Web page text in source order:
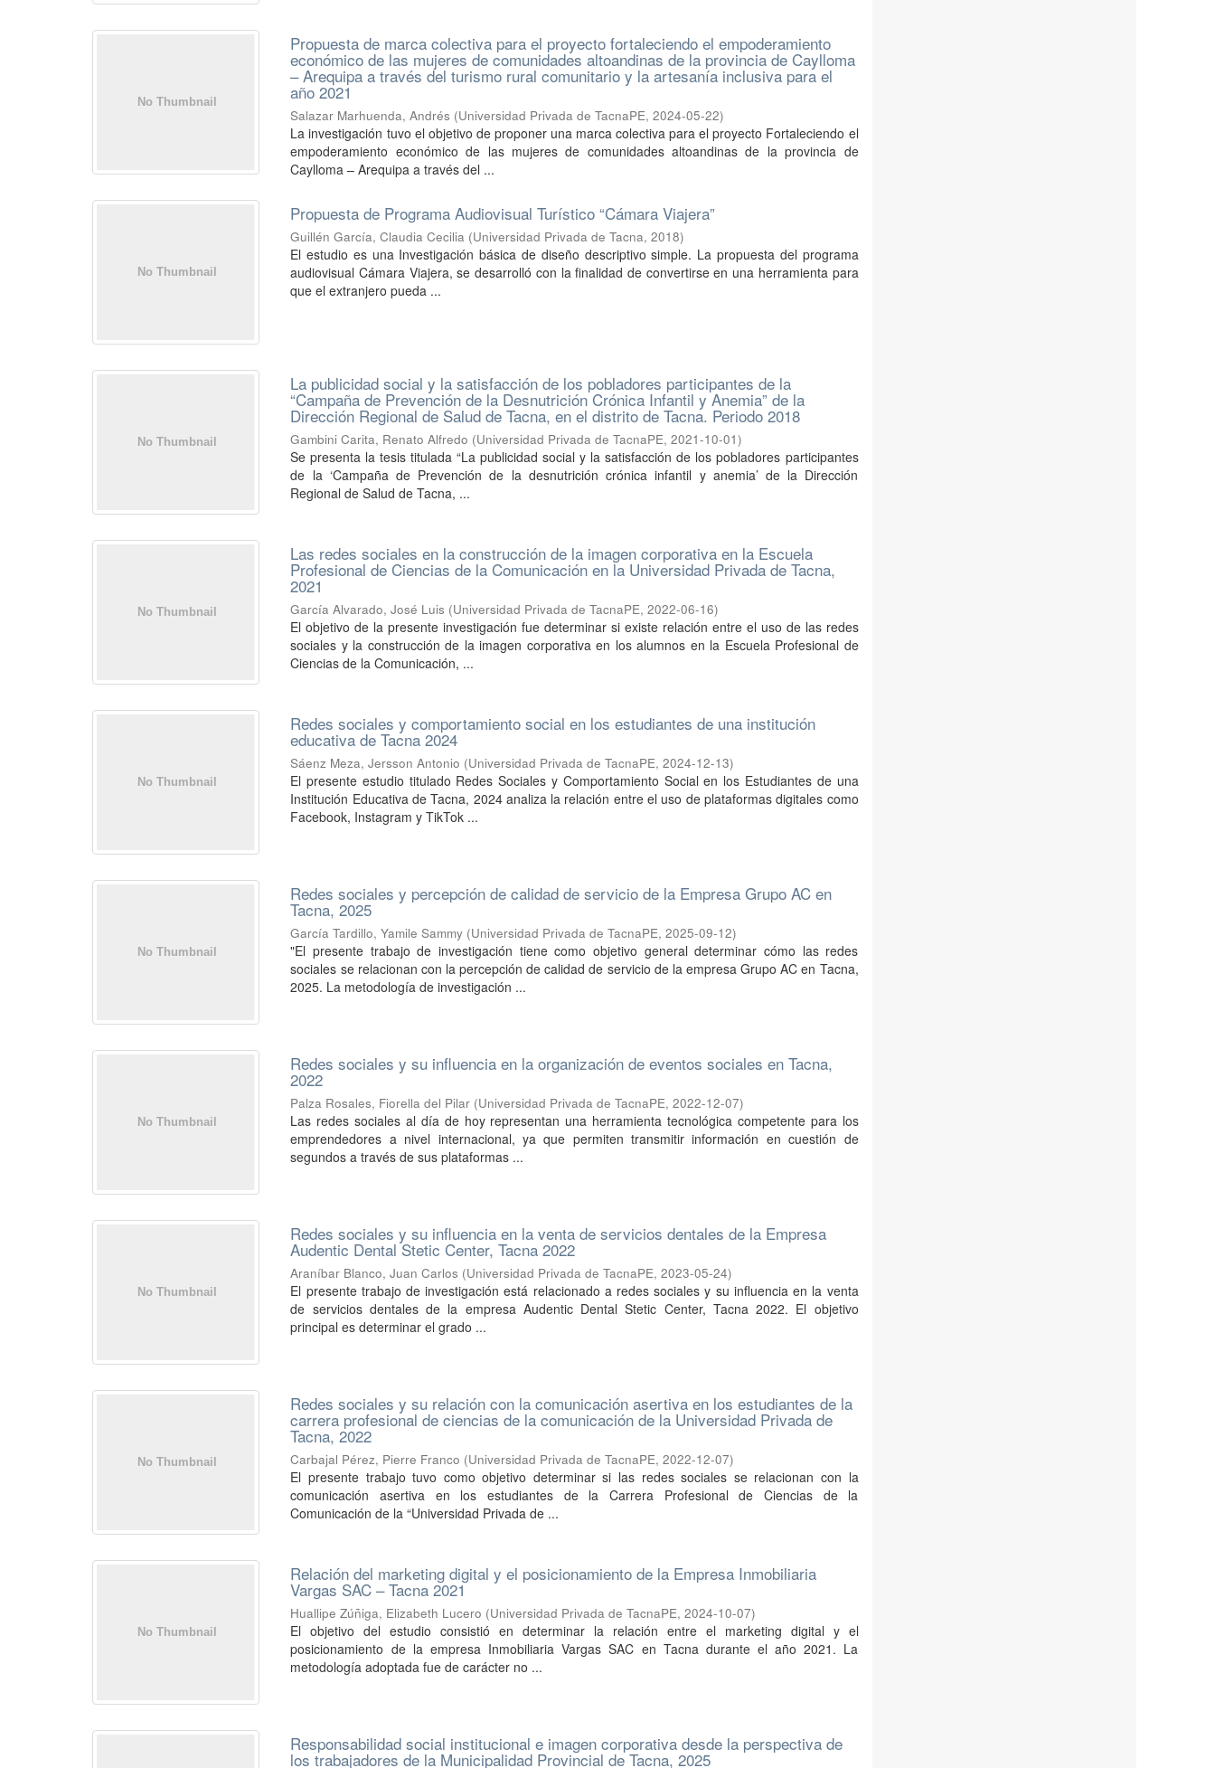
Propuesta de marca colectiva para el proyecto fortaleciendo el empoderamiento
económico de las mujeres de comunidades altoandinas de la provincia de Caylloma
– Arequipa a través del turismo rural comunitario y la artesanía inclusiva para el
año 2021
Salazar Marhuenda, Andrés (Universidad Privada de TacnaPE,2024-05-22)
La investigación tuvo el objetivo de proponer una marca colectiva para el proyecto Fortaleciendo el
empoderamiento económico de las mujeres de comunidades altoandinas de la provincia de
Caylloma – Arequipa a través del ...
Propuesta de Programa Audiovisual Turístico “Cámara Viajera”
Guillén García, Claudia Cecilia (Universidad Privada de Tacna,2018)
El estudio es una Investigación básica de diseño descriptivo simple. La propuesta del programa
audiovisual Cámara Viajera, se desarrolló con la finalidad de convertirse en una herramienta para
que el extranjero pueda ...
La publicidad social y la satisfacción de los pobladores participantes de la
“Campaña de Prevención de la Desnutrición Crónica Infantil y Anemia” de la
Dirección Regional de Salud de Tacna, en el distrito de Tacna. Periodo 2018
Gambini Carita, Renato Alfredo (Universidad Privada de TacnaPE,2021-10-01)
Se presenta la tesis titulada “La publicidad social y la satisfacción de los pobladores participantes
de la ‘Campaña de Prevención de la desnutrición crónica infantil y anemia’ de la Dirección
Regional de Salud de Tacna, ...
Las redes sociales en la construcción de la imagen corporativa en la Escuela
Profesional de Ciencias de la Comunicación en la Universidad Privada de Tacna,
2021
García Alvarado, José Luis (Universidad Privada de TacnaPE,2022-06-16)
El objetivo de la presente investigación fue determinar si existe relación entre el uso de las redes
sociales y la construcción de la imagen corporativa en los alumnos en la Escuela Profesional de
Ciencias de la Comunicación, ...
Redes sociales y comportamiento social en los estudiantes de una institución
educativa de Tacna 2024
Sáenz Meza, Jersson Antonio (Universidad Privada de TacnaPE,2024-12-13)
El presente estudio titulado Redes Sociales y Comportamiento Social en los Estudiantes de una
Institución Educativa de Tacna, 2024 analiza la relación entre el uso de plataformas digitales como
Facebook, Instagram y TikTok ...
Redes sociales y percepción de calidad de servicio de la Empresa Grupo AC en
Tacna, 2025
García Tardillo, Yamile Sammy (Universidad Privada de TacnaPE,2025-09-12)
"El presente trabajo de investigación tiene como objetivo general determinar cómo las redes
sociales se relacionan con la percepción de calidad de servicio de la empresa Grupo AC en Tacna,
2025. La metodología de investigación ...
Redes sociales y su influencia en la organización de eventos sociales en Tacna,
2022
Palza Rosales, Fiorella del Pilar (Universidad Privada de TacnaPE,2022-12-07)
Las redes sociales al día de hoy representan una herramienta tecnológica competente para los
emprendedores a nivel internacional, ya que permiten transmitir información en cuestión de
segundos a través de sus plataformas ...
Redes sociales y su influencia en la venta de servicios dentales de la Empresa
Audentic Dental Stetic Center, Tacna 2022
Araníbar Blanco, Juan Carlos (Universidad Privada de TacnaPE,2023-05-24)
El presente trabajo de investigación está relacionado a redes sociales y su influencia en la venta
de servicios dentales de la empresa Audentic Dental Stetic Center, Tacna 2022. El objetivo
principal es determinar el grado ...
Redes sociales y su relación con la comunicación asertiva en los estudiantes de la
carrera profesional de ciencias de la comunicación de la Universidad Privada de
Tacna, 2022
Carbajal Pérez, Pierre Franco (Universidad Privada de TacnaPE,2022-12-07)
El presente trabajo tuvo como objetivo determinar si las redes sociales se relacionan con la
comunicación asertiva en los estudiantes de la Carrera Profesional de Ciencias de la
Comunicación de la “Universidad Privada de ...
Relación del marketing digital y el posicionamiento de la Empresa Inmobiliaria
Vargas SAC – Tacna 2021
Huallipe Zúñiga, Elizabeth Lucero (Universidad Privada de TacnaPE,2024-10-07)
El objetivo del estudio consistió en determinar la relación entre el marketing digital y el
posicionamiento de la empresa Inmobiliaria Vargas SAC en Tacna durante el año 2021. La
metodología adoptada fue de carácter no ...
Responsabilidad social institucional e imagen corporativa desde la perspectiva de
los trabajadores de la Municipalidad Provincial de Tacna, 2025